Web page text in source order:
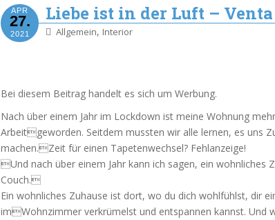
APR
27.
2021
Liebe ist in der Luft –
Allgemein, Interior
Bei diesem Beitrag handelt es sich um Werbung.
Nach über einem Jahr im Lockdown ist meine Wohnung
Arbeitgeworden. Seitdem mussten wir alle lernen, es uns
machen.Zeit für einen Tapetenwechsel? Fehlanzeige!
Und nach über einem Jahr kann ich sagen, ein wohnliches
Couch.
Ein wohnliches Zuhause ist dort, wo du dich wohlfühlst, dir
imWohnzimmer verkrümelst und entspannen kannst. Und